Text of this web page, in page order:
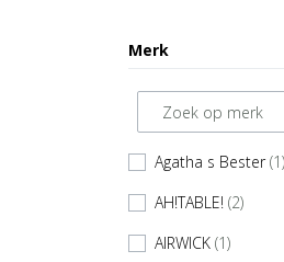
Merk
Agatha s Bester (1)
AH!TABLE! (2)
AIRWICK (1)